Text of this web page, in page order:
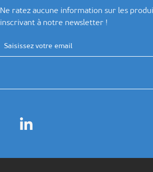
Ne ratez aucune information sur les
inscrivant à notre newsletter !